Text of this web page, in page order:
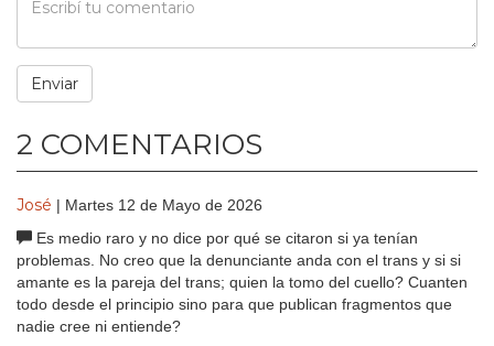
2 COMENTARIOS
José | Martes 12 de Mayo de 2026
Es medio raro y no dice por qué se citaron si ya tenían
problemas. No creo que la denunciante anda con el trans y si si
amante es la pareja del trans; quien la tomo del cuello? Cuanten
todo desde el principio sino para que publican fragmentos que
nadie cree ni entiende?